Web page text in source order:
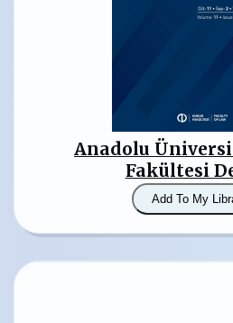
Anadolu
Fakültesi
Add To My